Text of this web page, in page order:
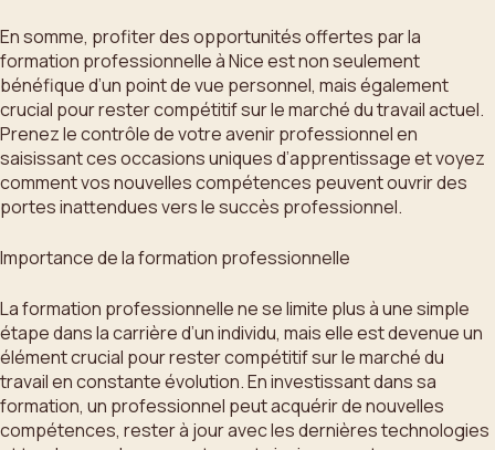
En somme, profiter des opportunités offertes par la
formation professionnelle à Nice est non seulement
bénéfique d’un point de vue personnel, mais également
crucial pour rester compétitif sur le marché du travail actuel.
Prenez le contrôle de votre avenir professionnel en
saisissant ces occasions uniques d’apprentissage et voyez
comment vos nouvelles compétences peuvent ouvrir des
portes inattendues vers le succès professionnel.
Importance de la formation professionnelle
La formation professionnelle ne se limite plus à une simple
étape dans la carrière d’un individu, mais elle est devenue un
élément crucial pour rester compétitif sur le marché du
travail en constante évolution. En investissant dans sa
formation, un professionnel peut acquérir de nouvelles
compétences, rester à jour avec les dernières technologies